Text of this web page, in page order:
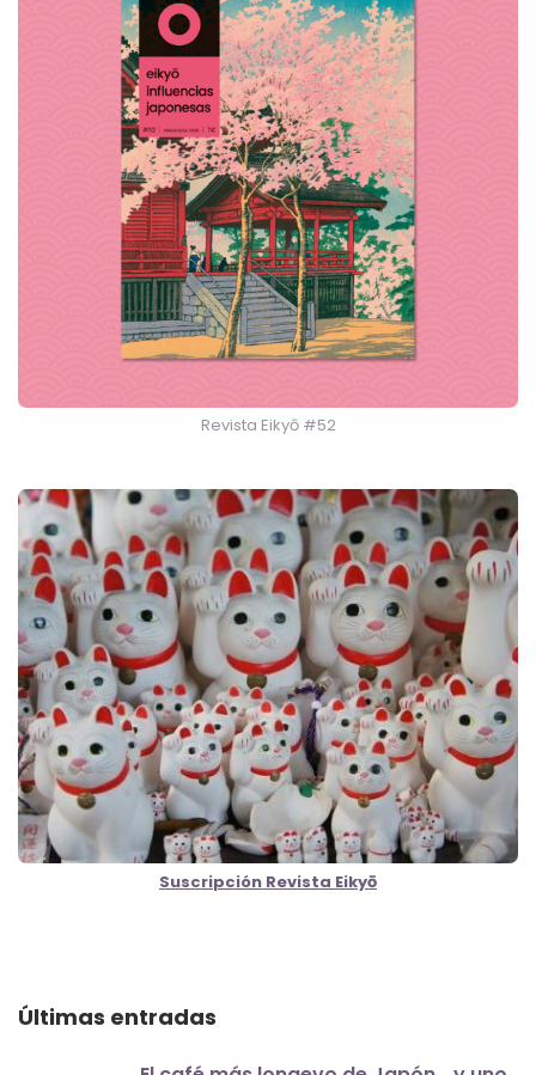
Revista Eikyō #52
Suscripción Revista Eikyō
Últimas entradas